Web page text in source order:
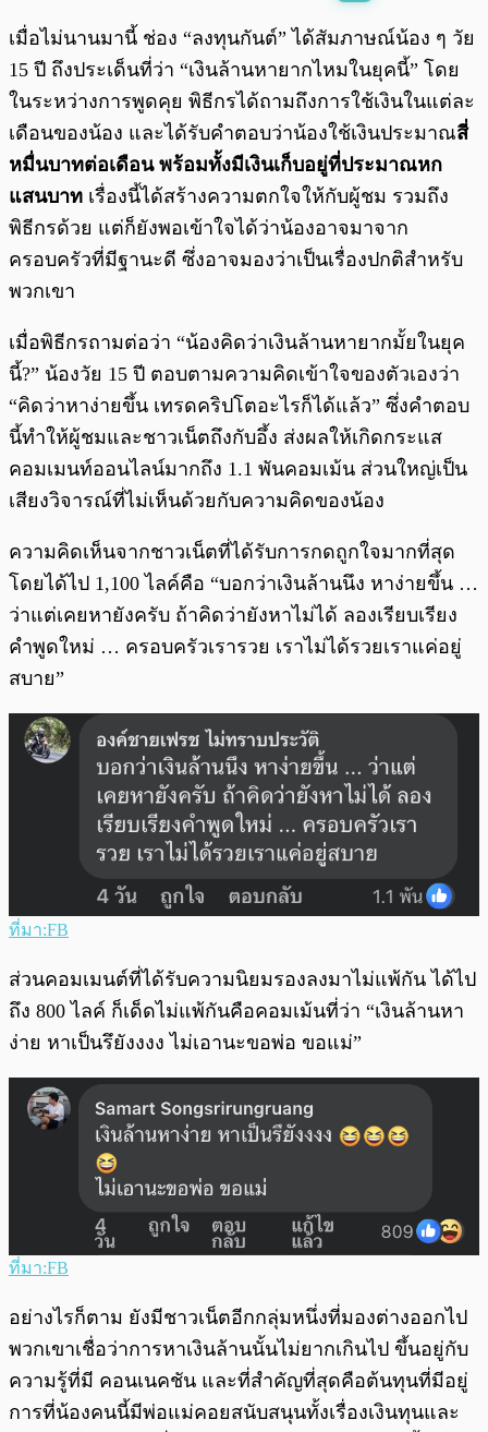
0:00/
เมื่อไม่นานมานี้ ช่อง “ลงทุนกันต์” ได้สัมภาษณ์น้อง ๆ วัย
15 ปี ถึงประเด็นที่ว่า “เงินล้านหายากไหมในยุคนี้” โดย
ในระหว่างการพูดคุย พิธีกรได้ถามถึงการใช้เงินในแต่ละ
เดือนของน้อง และได้รับคำตอบว่าน้องใช้เงินประมาณสี่
หมื่นบาทต่อเดือน พร้อมทั้งมีเงินเก็บอยู่ที่ประมาณหก
แสนบาท เรื่องนี้ได้สร้างความตกใจให้กับผู้ชม รวมถึง
พิธีกรด้วย แต่ก็ยังพอเข้าใจได้ว่าน้องอาจมาจาก
ครอบครัวที่มีฐานะดี ซึ่งอาจมองว่าเป็นเรื่องปกติสำหรับ
พวกเขา
เมื่อพิธีกรถามต่อว่า “น้องคิดว่าเงินล้านหายากมั้ยในยุค
นี้?” น้องวัย 15 ปี ตอบตามความคิดเข้าใจของตัวเองว่า
“คิดว่าหาง่ายขึ้น เทรดคริปโตอะไรก็ได้แล้ว” ซึ่งคำตอบ
นี้ทำให้ผู้ชมและชาวเน็ตถึงกับอึ้ง ส่งผลให้เกิดกระแส
คอมเมนท์ออนไลน์มากถึง 1.1 พันคอมเม้น ส่วนใหญ่เป็น
เสียงวิจารณ์ที่ไม่เห็นด้วยกับความคิดของน้อง
ความคิดเห็นจากชาวเน็ตที่ได้รับการกดถูกใจมากที่สุด
โดยได้ไป 1,100 ไลค์คือ “บอกว่าเงินล้านนึง หาง่ายขึ้น …
ว่าแต่เคยหายังครับ ถ้าคิดว่ายังหาไม่ได้ ลองเรียบเรียง
คำพูดใหม่ … ครอบครัวเรารวย เราไม่ได้รวยเราแค่อยู่
สบาย”
ที่มา:FB
ส่วนคอมเมนต์ที่ได้รับความนิยมรองลงมาไม่แพ้กัน ได้ไป
ถึง 800 ไลค์ ก็เด็ดไม่แพ้กันคือคอมเม้นที่ว่า “เงินล้านหา
ง่าย หาเป็นรึยังงงง ไม่เอานะขอพ่อ ขอแม่”
ที่มา:FB
อย่างไรก็ตาม ยังมีชาวเน็ตอีกกลุ่มหนึ่งที่มองต่างออกไป
พวกเขาเชื่อว่าการหาเงินล้านนั้นไม่ยากเกินไป ขึ้นอยู่กับ
ความรู้ที่มี คอนเนคชัน และที่สำคัญที่สุดคือต้นทุนที่มีอยู่
การที่น้องคนนี้มีพ่อแม่คอยสนับสนุนทั้งเรื่องเงินทุนและ